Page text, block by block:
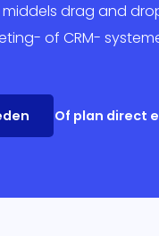
Marketing
middels drag and
of CRM-
Of plan direct